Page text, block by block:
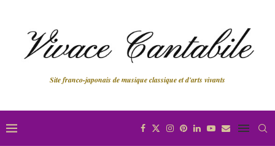
Site franco-japonais de musique classique et d'arts vivants